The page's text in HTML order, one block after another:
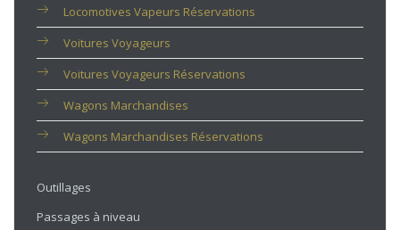
Locomotives Vapeurs Réservations
Voitures Voyageurs
Voitures Voyageurs Réservations
Wagons Marchandises
Wagons Marchandises Réservations
Outillages
Passages à niveau